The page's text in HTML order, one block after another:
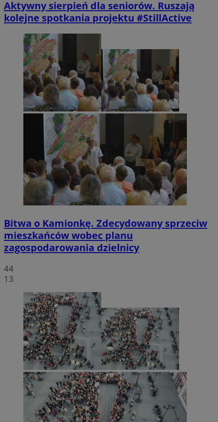
Aktywny sierpień dla seniorów. Ruszają
kolejne spotkania projektu #StillActive
Bitwa o Kamionkę. Zdecydowany sprzeciw
mieszkańców wobec planu
zagospodarowania dzielnicy
44
13